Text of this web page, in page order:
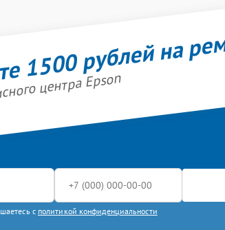
1500 рублей на
центра Epson
с политикой конфиденциальности